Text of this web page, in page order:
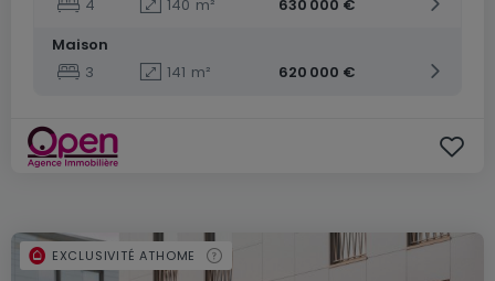
4
140 m²
630 000 €
Maison
3
141 m² 620 000 €
EXCLUSIVITÉ ATHOME